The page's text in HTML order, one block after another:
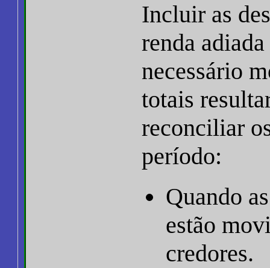
Incluir as
renda
necessário
totais
reconciliar
período:
Quando
estão
credores.